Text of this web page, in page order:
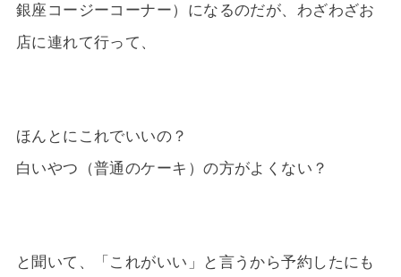
銀座コージーコーナー）になるのだが、わざわざお
店に連れて行って、
ほんとにこれでいいの？
白いやつ（普通のケーキ）の方がよくない？
と聞いて、「これがいい」と言うから予約したにも